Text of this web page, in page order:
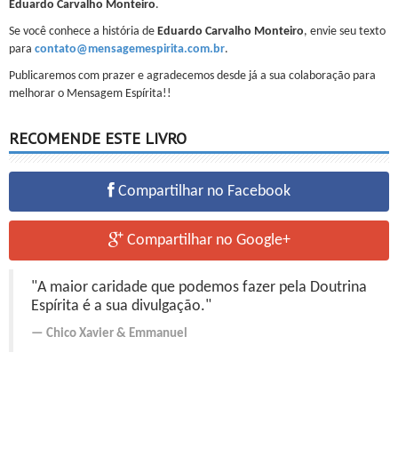
Eduardo Carvalho Monteiro.
Se você conhece a história de Eduardo Carvalho Monteiro, envie seu texto
para contato@mensagemespirita.com.br.
Publicaremos com prazer e agradecemos desde já a sua colaboração para
melhorar o Mensagem Espírita!!
RECOMENDE ESTE LIVRO
Compartilhar no Facebook
Compartilhar no Google+
"A maior caridade que podemos fazer pela Doutrina
Espírita é a sua divulgação."
Chico Xavier & Emmanuel